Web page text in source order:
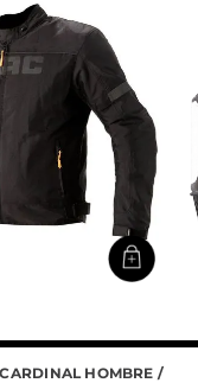
HOMBRE /